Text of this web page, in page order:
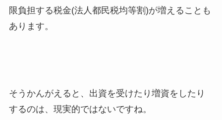
限負担する税金(法人都民税均等割)が増えることも
あります。
そうかんがえると、出資を受けたり増資をしたり
するのは、現実的ではないですね。